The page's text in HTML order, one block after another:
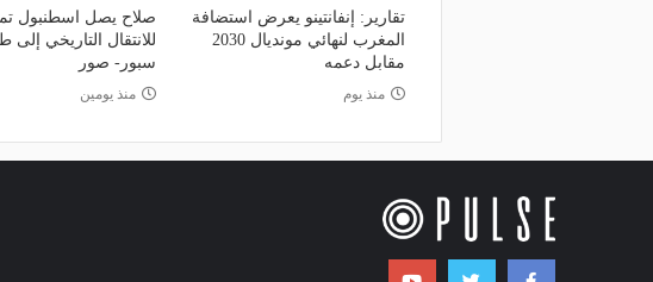
تقارير: إنفانتينو يعرض استضافة
المغرب لنهائي مونديال 2030
مقابل دعمه
منذ يوم
صلاح يصل اسطنبول
للانتقال التاريخي إلى
سبور- صور
منذ يومين